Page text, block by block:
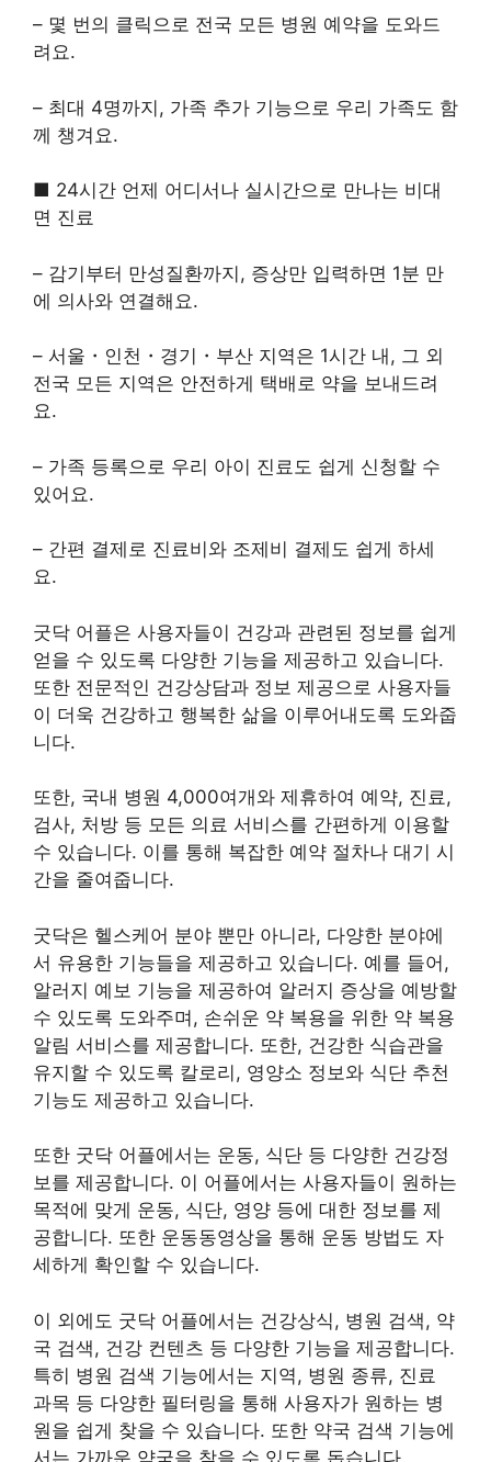
– 몇 번의 클릭으로 전국 모든 병원 예약을 도와드
려요.
– 최대 4명까지, 가족 추가 기능으로 우리 가족도 함
께 챙겨요.
■ 24시간 언제 어디서나 실시간으로 만나는 비대
면 진료
– 감기부터 만성질환까지, 증상만 입력하면 1분 만
에 의사와 연결해요.
– 서울・인천・경기・부산 지역은 1시간 내, 그 외
전국 모든 지역은 안전하게 택배로 약을 보내드려
요.
– 가족 등록으로 우리 아이 진료도 쉽게 신청할 수
있어요.
– 간편 결제로 진료비와 조제비 결제도 쉽게 하세
요.
굿닥 어플은 사용자들이 건강과 관련된 정보를 쉽게
얻을 수 있도록 다양한 기능을 제공하고 있습니다.
또한 전문적인 건강상담과 정보 제공으로 사용자들
이 더욱 건강하고 행복한 삶을 이루어내도록 도와줍
니다.
또한, 국내 병원 4,000여개와 제휴하여 예약, 진료,
검사, 처방 등 모든 의료 서비스를 간편하게 이용할
수 있습니다. 이를 통해 복잡한 예약 절차나 대기 시
간을 줄여줍니다.
굿닥은 헬스케어 분야 뿐만 아니라, 다양한 분야에
서 유용한 기능들을 제공하고 있습니다. 예를 들어,
알러지 예보 기능을 제공하여 알러지 증상을 예방할
수 있도록 도와주며, 손쉬운 약 복용을 위한 약 복용
알림 서비스를 제공합니다. 또한, 건강한 식습관을
유지할 수 있도록 칼로리, 영양소 정보와 식단 추천
기능도 제공하고 있습니다.
또한 굿닥 어플에서는 운동, 식단 등 다양한 건강정
보를 제공합니다. 이 어플에서는 사용자들이 원하는
목적에 맞게 운동, 식단, 영양 등에 대한 정보를 제
공합니다. 또한 운동동영상을 통해 운동 방법도 자
세하게 확인할 수 있습니다.
이 외에도 굿닥 어플에서는 건강상식, 병원 검색, 약
국 검색, 건강 컨텐츠 등 다양한 기능을 제공합니다.
특히 병원 검색 기능에서는 지역, 병원 종류, 진료
과목 등 다양한 필터링을 통해 사용자가 원하는 병
원을 쉽게 찾을 수 있습니다. 또한 약국 검색 기능에
서는 가까운 약국을 찾을 수 있도록 돕습니다.